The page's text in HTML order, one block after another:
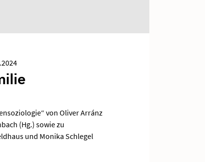
von Oliver Arránz
(Hg.) sowie zu
und Monika Schlegel